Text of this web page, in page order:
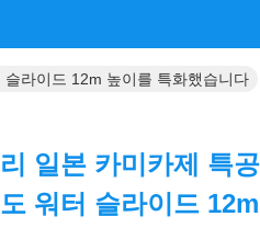
라이드 12m 높이를 특화했습니다
일본 카미카제 특
워터 슬라이드